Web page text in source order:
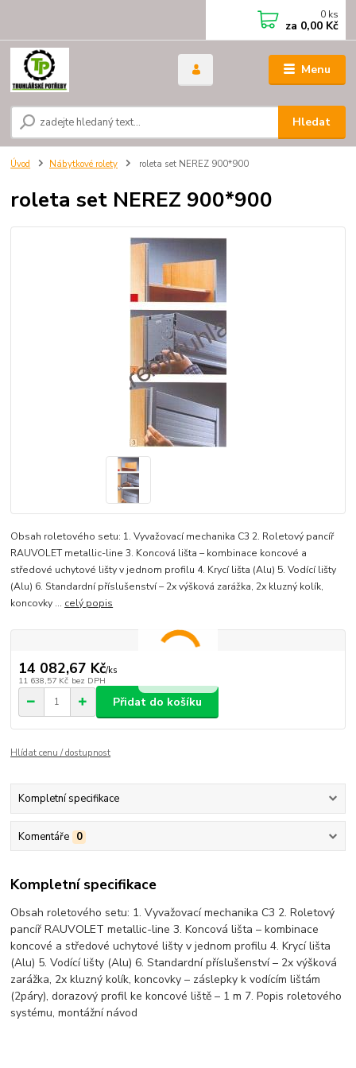
Menu
Hledat
0 ks
za 0,00 Kč
Úvod Nábytkové rolety roleta set NEREZ 900*900
roleta set NEREZ 900*900
Obsah roletového setu: 1. Vyvažovací mechanika C3 2. Roletový pancíř
RAUVOLET metallic-line 3. Koncová lišta – kombinace koncové a
středové uchytové lišty v jednom profilu 4. Krycí lišta (Alu) 5. Vodící lišty
(Alu) 6. Standardní příslušenství – 2x výšková zarážka, 2x kluzný kolík,
koncovky ... celý popis
14 082,67 Kč/ks
11 638,57 Kč bez DPH
Přidat do košíku
Hlídat cenu / dostupnost
Kompletní specifikace
Komentáře 0
Kompletní specifikace
Obsah roletového setu: 1. Vyvažovací mechanika C3 2. Roletový
pancíř RAUVOLET metallic-line 3. Koncová lišta – kombinace
koncové a středové uchytové lišty v jednom profilu 4. Krycí lišta
(Alu) 5. Vodící lišty (Alu) 6. Standardní příslušenství – 2x výšková
zarážka, 2x kluzný kolík, koncovky – záslepky k vodícím lištám
(2páry), dorazový profil ke koncové liště – 1 m 7. Popis roletového
systému, montážní návod